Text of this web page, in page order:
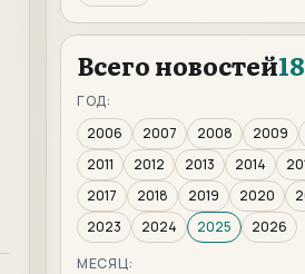
Всего новостей
ГОД:
2006
2007 2008 2009
2011
2012 2013 2014
2017
2018 2019 2020
2023
2024 2025
2026
МЕСЯЦ: